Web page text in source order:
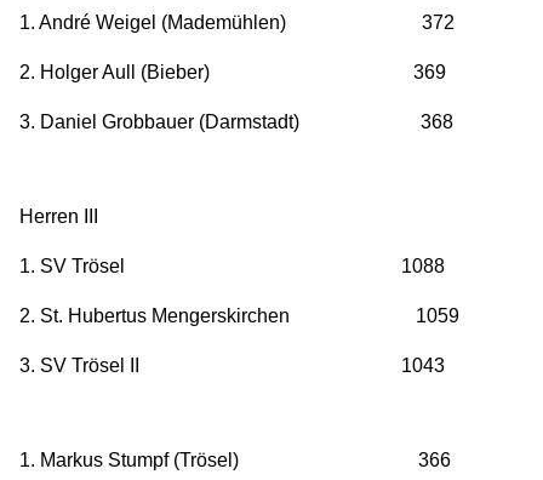
1. André Weigel (Mademühlen) 372
2. Holger Aull (Bieber) 369
3. Daniel Grobbauer (Darmstadt) 368
Herren III
1. SV Trösel 1088
2. St. Hubertus Mengerskirchen 1059
3. SV Trösel II 1043
1. Markus Stumpf (Trösel) 366